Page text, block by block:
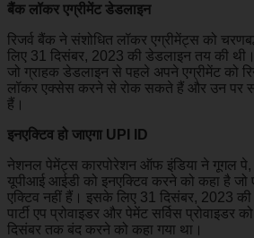
बैंक लॉकर एग्रीमेंट डेडलाइन​
रिजर्व बैंक ने संशोधित लॉकर एग्रीमेंट्स को
लिए 31 दिसंबर, 2023 की डेडलाइन तय की
जो ग्राहक डेडलाइन से पहले अपने एग्रीमेंट को
लॉकर एक्सेस करने से रोक सकते हैं और उन पर
हैं।
​इनएक्टिव हो जाएगा UPI ID
नेशनल पेमेंट्स कारपोरेशन ऑफ इंडिया ने गूगल पे,
यूपीआई आईडी को इनएक्टिव करने को कहा है
एक्टिव नहीं हैं। इसके लिए 31 दिसंबर, 2023
पार्टी एप प्रोवाइडर और पेमेंट सर्विस प्रोवाइडर
दिसंबर तक बंद करने को कहा गया था।